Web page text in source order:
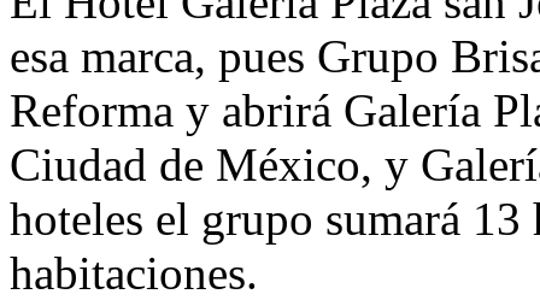
esa marca, pues Grupo
Reforma y abrirá Galería
Ciudad de México, y
hoteles el grupo sumará
habitaciones.